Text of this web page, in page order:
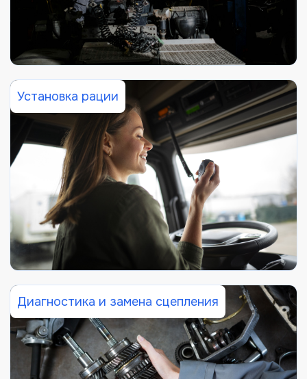
Установка рации
Диагностика и замена сцепления